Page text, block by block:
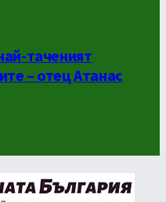
таченият
– отец Атанас